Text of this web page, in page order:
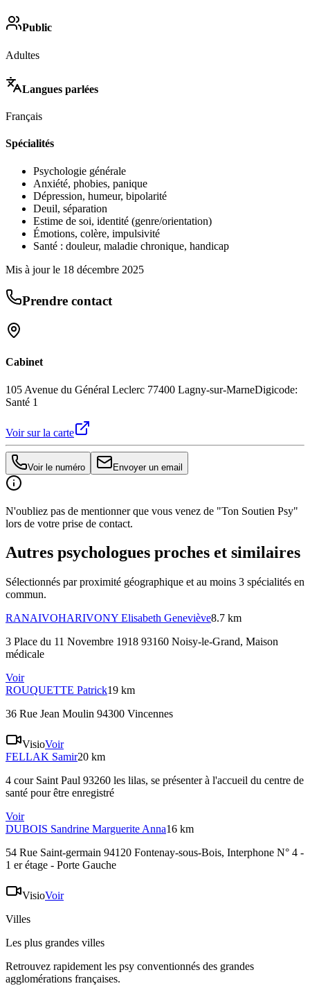
Public
Adultes
Langues parlées
Français
Spécialités
Psychologie générale
Anxiété, phobies, panique
Dépression, humeur, bipolarité
Deuil, séparation
Estime de soi, identité (genre/orientation)
Émotions, colère, impulsivité
Santé : douleur, maladie chronique, handicap
Mis à jour le 18 décembre 2025
Prendre contact
Cabinet
105 Avenue du Général Leclerc 77400 Lagny-sur-MarneDigicode:
Santé 1
Voir sur la carte
Voir le numéro Envoyer un email
N'oubliez pas de mentionner que vous venez de "Ton Soutien Psy"
lors de votre prise de contact.
Autres psychologues proches et similaires
Sélectionnés par proximité géographique et au moins 3 spécialités en
commun.
RANAIVOHARIVONY Elisabeth Geneviève8.7 km
3 Place du 11 Novembre 1918 93160 Noisy-le-Grand, Maison
médicale
Voir
ROUQUETTE Patrick19 km
36 Rue Jean Moulin 94300 Vincennes
VisioVoir
FELLAK Samir20 km
4 cour Saint Paul 93260 les lilas, se présenter à l'accueil du centre de
santé pour être enregistré
Voir
DUBOIS Sandrine Marguerite Anna16 km
54 Rue Saint-germain 94120 Fontenay-sous-Bois, Interphone N° 4 -
1 er étage - Porte Gauche
VisioVoir
Villes
Les plus grandes villes
Retrouvez rapidement les psy conventionnés des grandes
agglomérations françaises.